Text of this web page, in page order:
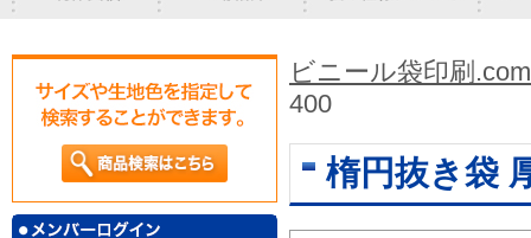
ビニール袋印刷
400
楕円抜き袋